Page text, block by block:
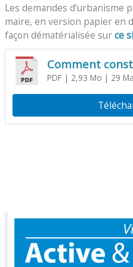
Les demandes d’urbanisme
maire, en version papier en
façon dématérialisée surce
Comment
PDF| 2,93 Mo | 29